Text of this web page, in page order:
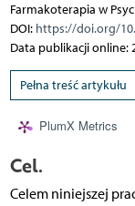
Farmakoterapia w
DOI: https://doi.org/
Data publikacji online:
Pełna treść artykułu
PlumX Metrics
Cel.
Celem niniejszej